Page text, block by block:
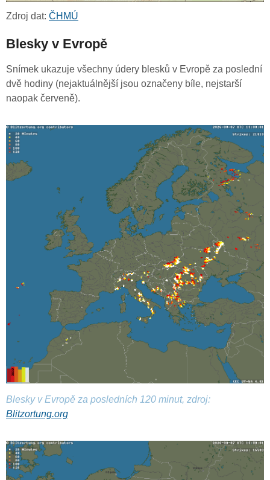
Zdroj dat: ČHMÚ
Blesky v Evropě
Snímek ukazuje všechny údery blesků v Evropě za poslední
dvě hodiny (nejaktuálnější jsou označeny bíle, nejstarší
naopak červeně).
Blesky v Evropě za posledních 120 minut, zdroj:
Blitzortung.org